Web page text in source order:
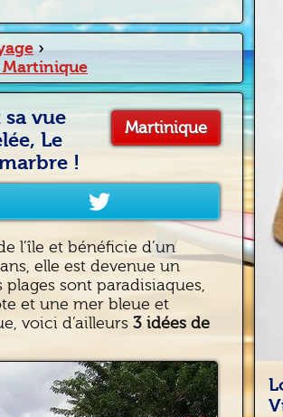
›
Martinique
Martinique
sa vue
Le
!
l’île et bénéficie d’un
elle est devenue un
sont paradisiaques,
et une mer bleue et
voici d’ailleurs 3 idées de